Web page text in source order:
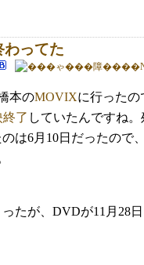
ってた
本のMOVIXに行ったの
了 していたんですね。
は6月10日だったので
たが、DVDが11月28